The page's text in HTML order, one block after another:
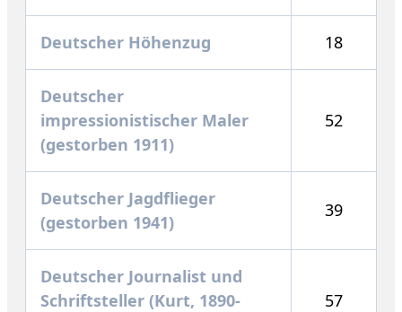
Deutscher Höhenzug 18
Deutscher
impressionistischer Maler
(gestorben 1911)
52
Deutscher Jagdflieger
(gestorben 1941)
39
Deutscher Journalist und
Schriftsteller (Kurt, 1890-
57